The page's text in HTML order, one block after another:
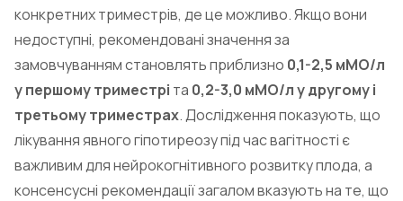
конкретних триместрів, де це можливо. Якщо вони
недоступні, рекомендовані значення за
замовчуванням становлять приблизно 0,1-2,5 мМО/л
у першому триместрі та 0,2-3,0 мМО/л у другому і
третьому триместрах. Дослідження показують, що
лікування явного гіпотиреозу під час вагітності є
важливим для нейрокогнітивного розвитку плода, а
консенсусні рекомендації загалом вказують на те, що